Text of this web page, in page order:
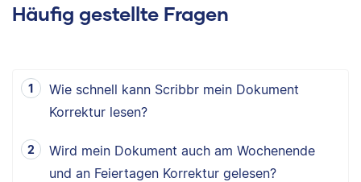
Häufig gestellte Fragen
Wie schnell kann Scribbr mein Dokument
Korrektur lesen?
Wird mein Dokument auch am Wochenende
und an Feiertagen Korrektur gelesen?